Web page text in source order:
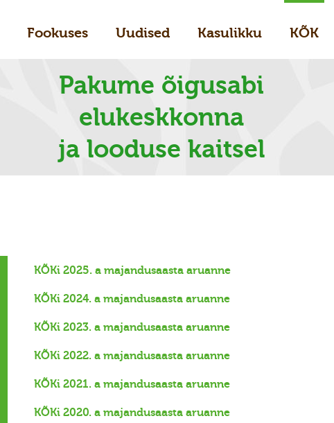
Fookuses Uudised Kasulikku KÕK
Pakume õigusabi
elukeskkonna
ja looduse kaitsel
KÕKi 2025. a majandusaasta aruanne
KÕKi 2024. a majandusaasta aruanne
KÕKi 2023. a majandusaasta aruanne
KÕKi 2022. a majandusaasta aruanne
KÕKi 2021. a majandusaasta aruanne
KÕKi 2020. a majandusaasta aruanne